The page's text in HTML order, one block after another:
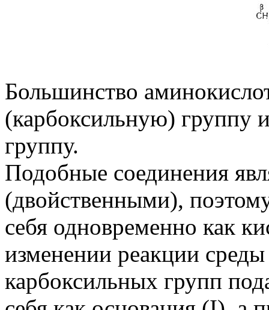
Большинство
(карбоксильную)
группу.
Подобные соединения
(двойственными),
себя одновременно как
изменении реакции
карбоксильных групп